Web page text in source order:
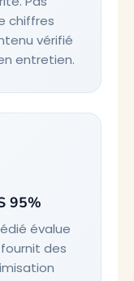
chiffres
vérifié
entretien.
95%
évalue
des